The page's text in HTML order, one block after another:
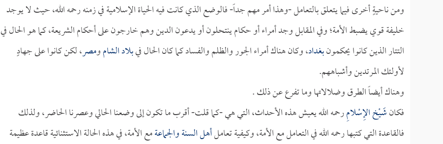
ومن ناحيةٍ أخرى فيما يتعلق بالتعامل -وهذا أمر مهم جداً- فالوضع الذي كانت فيه الحياة الإسلامية في زمنه رحمه الله، حيث لا يوجد
خليفة قوي يضبط الأمة؛ وفي المقابل وجد أمراء أو حكام ينتحلون أو يدعون الدين وهم خارجون على أحكام الشريعة، كما هو الحال في
التتار الذين كانوا يحكمونبغداد، وكان هناك أمراء الجور والظلم والفساد كما كان الحال فيبلاد الشامومصر، لكن كانوا على جهادٍ
لأولئك المرتدين وأشباههم.
وهناك أيضاً الطرق وضلالاتها وما تفرع عن ذلك .
فكانشَيْخ الإِسْلامِرحمه الله يعيش هذه الأحداث، التي هي -كما قلت- أقرب ما تكون إلى وضعنا الحالي وعصرنا الحاضر، ولذلك
فالقاعدة التي كتبها رحمه الله في التعامل مع الأمة، وكيفية تعاملأهل السنة والجماعةمع الأمة، في هذه الحالة الاستثنائية قاعدة عظيمة